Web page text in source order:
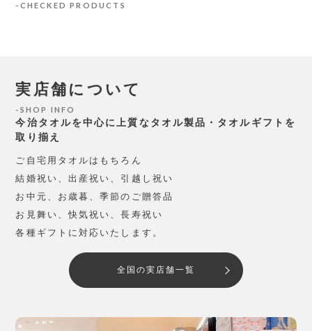
CHECKED PRODUCTS
実店舗について
SHOP INFO
今治タオルを中心に上質なタオル製品・タオルギフトを
取り揃え
ご自宅用タオルはもちろん
結婚祝い、出産祝い、引越し祝い
お中元、お歳暮、季節のご贈答品
お見舞い、快気祝い、長寿祝い
各種ギフトに対応いたします。
全国の実店舗一覧